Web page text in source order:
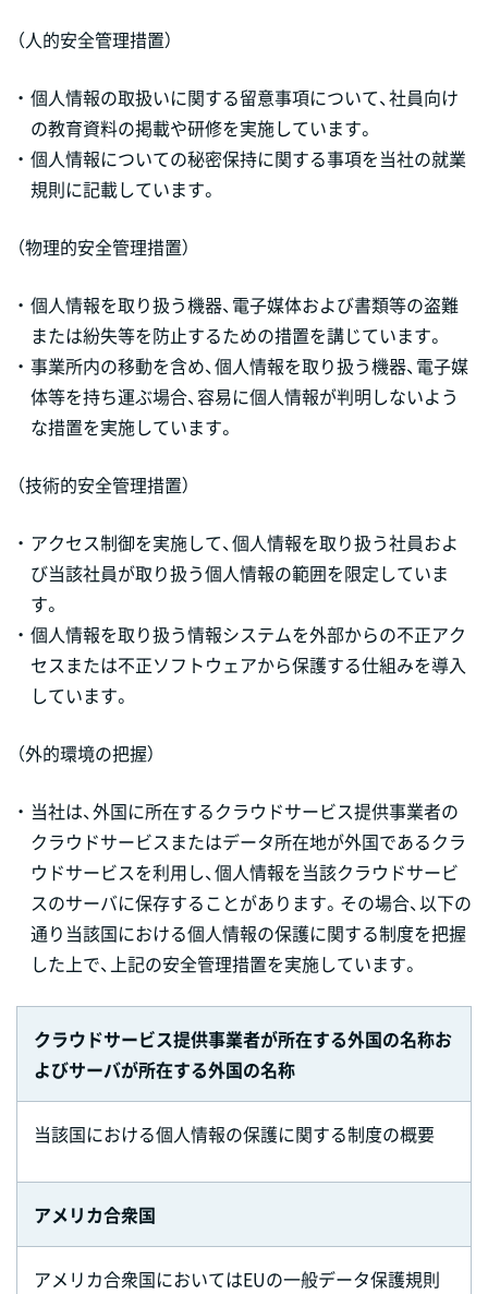
（人的安全管理措置）
・ 個人情報の取扱いに関する留意事項について、社員向け
の教育資料の掲載や研修を実施しています。
・ 個人情報についての秘密保持に関する事項を当社の就業
規則に記載しています。
（物理的安全管理措置）
・ 個人情報を取り扱う機器、電子媒体および書類等の盗難
または紛失等を防止するための措置を講じています。
・ 事業所内の移動を含め、個人情報を取り扱う機器、電子媒
体等を持ち運ぶ場合、容易に個人情報が判明しないよう
な措置を実施しています。
（技術的安全管理措置）
・ アクセス制御を実施して、個人情報を取り扱う社員およ
び当該社員が取り扱う個人情報の範囲を限定していま
す。
・ 個人情報を取り扱う情報システムを外部からの不正アク
セスまたは不正ソフトウェアから保護する仕組みを導入
しています。
（外的環境の把握）
・ 当社は、外国に所在するクラウドサービス提供事業者の
クラウドサービスまたはデータ所在地が外国であるクラ
ウドサービスを利用し、個人情報を当該クラウドサービ
スのサーバに保存することがあります。その場合、以下の
通り当該国における個人情報の保護に関する制度を把握
した上で、上記の安全管理措置を実施しています。
クラウドサービス提供事業者が所在する外国の名称お
よびサーバが所在する外国の名称
当該国における個人情報の保護に関する制度の概要
アメリカ合衆国
アメリカ合衆国においてはEUの一般データ保護規則